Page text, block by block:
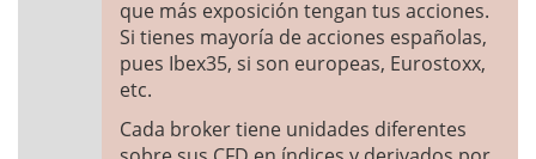
que más exposición tengan tus acciones.
Si tienes mayoría de acciones españolas,
pues Ibex35, si son europeas, Eurostoxx,
etc.
Cada broker tiene unidades diferentes